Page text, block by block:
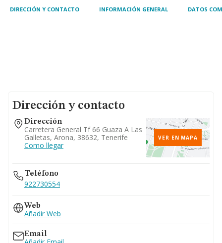
DIRECCIÓN Y CONTACTO INFORMACIÓN GENERAL DATOS
Dirección y contacto
Dirección
Carretera General Tf 66 Guaza A Las
Galletas, Arona, 38632, Tenerife
Como llegar
VER EN MAPA
Teléfono
922730554
Web
Añadir Web
Email